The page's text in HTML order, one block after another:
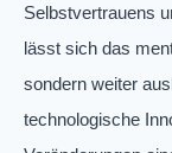
Selbstvertrauens
lässt sich das
sondern weiter
technologische